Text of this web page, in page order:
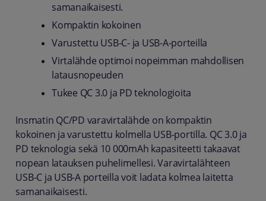
samanaikaisesti.
Kompaktin kokoinen
Varustettu USB-C- ja USB-A-porteilla
Virtalähde optimoi nopeimman mahdollisen
latausnopeuden
Tukee QC 3.0 ja PD teknologioita
Insmatin QC/PD varavirtalähde on kompaktin
kokoinen ja varustettu kolmella USB-portilla. QC 3.0 ja
PD teknologia sekä 10 000mAh kapasiteetti takaavat
nopean latauksen puhelimellesi. Varavirtalähteen
USB-C ja USB-A porteilla voit ladata kolmea laitetta
samanaikaisesti.